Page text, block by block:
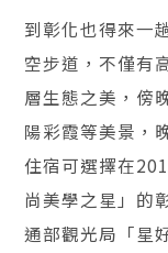
到彰化也得來一
空步道，不僅有
層生態之美，傍
陽彩霞等美景，
住宿可選擇在
尚美學之星」的
通部觀光局「星